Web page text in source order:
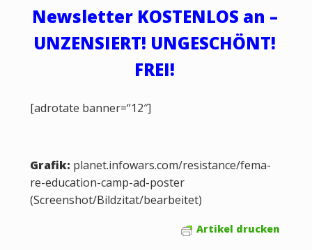
Newsletter KOSTENLOS an –
UNZENSIERT! UNGESCHÖNT!
FREI!
[adrotate banner=“12″]
Grafik: planet.infowars.com/resistance/fema-
re-education-camp-ad-poster
(Screenshot/Bildzitat/bearbeitet)
Artikel drucken